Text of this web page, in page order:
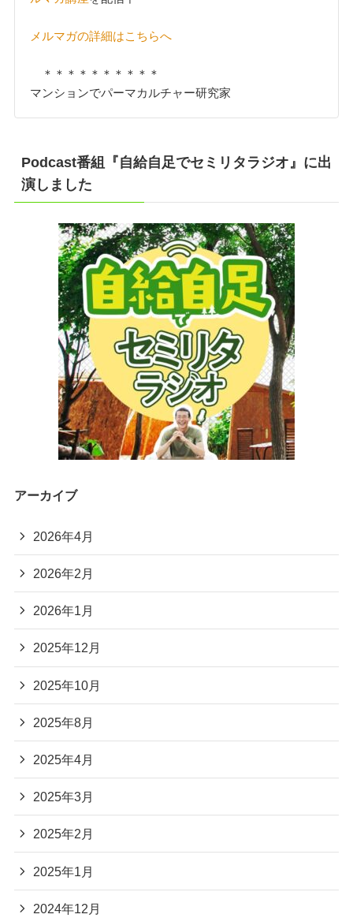
メルマガの詳細はこちらへ
＊＊＊＊＊＊＊＊＊＊
マンションでパーマカルチャー研究家
Podcast番組『自給自足でセミリタラジオ』に出
演しました
アーカイブ
2026年4月
2026年2月
2026年1月
2025年12月
2025年10月
2025年8月
2025年4月
2025年3月
2025年2月
2025年1月
2024年12月